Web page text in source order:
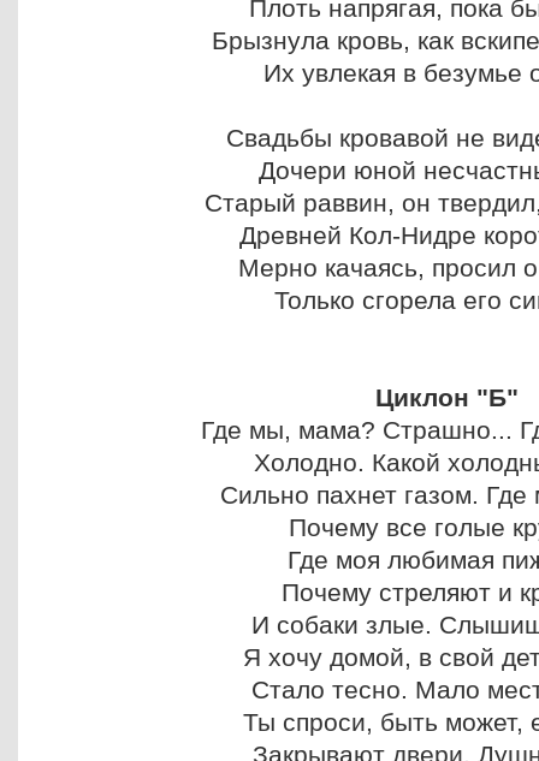
Плоть напрягая, пока
Брызнула кровь, как
Их увлекая в безумье
Свадьбы кровавой не
Дочери юной
Старый раввин, он твердил,
Древней Кол-Нидре
Мерно качаясь, просил
Только сгорела его
Циклон "Б"
Где мы, мама? Страшно...
Холодно. Какой
Сильно пахнет газом.
Почему все голые
Где моя любимая
Почему стреляют и
И собаки злые.
Я хочу домой, в свой
Стало тесно. Мало
Ты спроси, быть может,
Закрывают двери.